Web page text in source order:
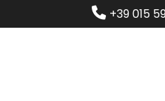
+39 015